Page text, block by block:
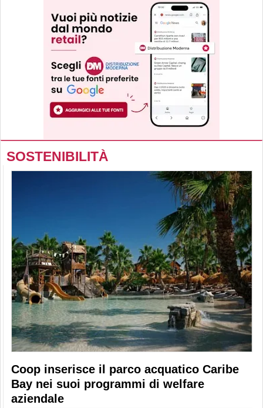
SOSTENIBILITÀ
Coop inserisce il parco acquatico Caribe
Bay nei suoi programmi di welfare
aziendale